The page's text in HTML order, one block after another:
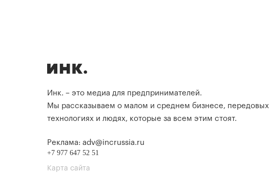
Инк. – это медиа для предпринимателей.
Мы рассказываем о малом и среднем бизнесе, передовых
технологиях и людях, которые за всем этим стоят.
Реклама: adv@incrussia.ru
+7 977 647 52 51
Карта сайта